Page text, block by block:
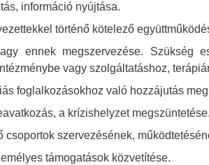
információ nyújtása.
történő kötelező
ennek megszervezése. Szükség
vagy szolgáltatáshoz,
foglalkozásokhoz való hozzájutás
a krízishelyzet megszüntetése.
csoportok szervezésének,
támogatások közvetítése.